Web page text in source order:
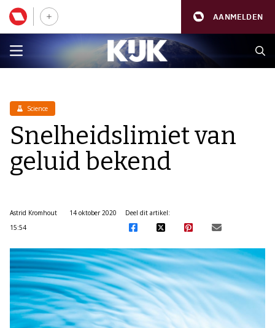
AANMELDEN
Science
Snelheidslimiet van
geluid bekend
Astrid Kromhout
14 oktober 2020
15:54
Deel dit artikel: